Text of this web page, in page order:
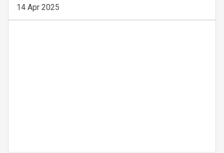
14 Apr 2025